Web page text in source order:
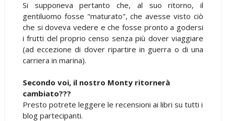
Si supponeva pertanto che, al suo ritorno, il
gentiluomo fosse "maturato", che avesse visto ciò
che si doveva vedere e che fosse pronto a godersi
i frutti del proprio censo senza più dover viaggiare
(ad eccezione di dover ripartire in guerra o di una
carriera in marina).
Secondo voi, il nostro Monty ritornerà
cambiato???
Presto potrete leggere le recensioni ai libri su tutti i
blog partecipanti.